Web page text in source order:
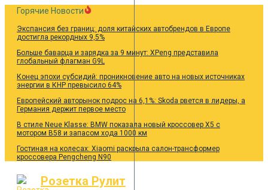
Перейти
содержанию
Горячие Новости
Экспансия без границ: доля китайских автобрендов в Европе
достигла рекордных 9,5%
Больше баварца и зарядка за 9 минут: XPeng представила
глобальный флагман G9L
Конец эпохи субсидий: проникновение авто на новых источниках
энергии в КНР превысило 64%
Европейский авторынок подрос на 6,1%: Skoda рвется в лидеры, а
Германия держит первое место
В стиле Neue Klasse: BMW показала новый кроссовер X5 с
мотором B58 и запасом хода 1000 км
Гостиная на колесах: Xiaomi раскрыла салон-трансформер
кроссовера Pengcheng N90
Розетка Рулит